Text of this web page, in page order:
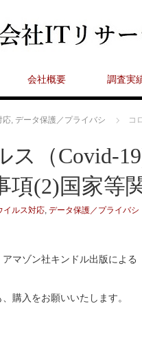
会社概要 調査実
応, データ保護／プライバシ コ
ス（Covid-
項(2)国家等
イルス対応, データ保護／プライバシ
マゾン社キンドル出版によ
購入をお願いいたします。